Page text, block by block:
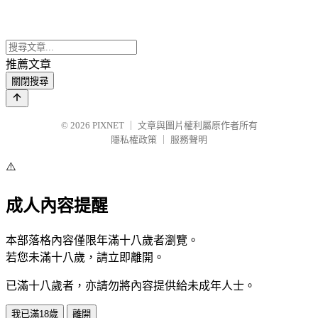
推薦文章
關閉搜尋
© 2026 PIXNET
文章與圖片權利屬原作者所有
隱私權政策
服務聲明
⚠️
成人內容提醒
本部落格內容僅限年滿十八歲者瀏覽。
若您未滿十八歲，請立即離開。
已滿十八歲者，亦請勿將內容提供給未成年人士。
我已滿18歲 離開